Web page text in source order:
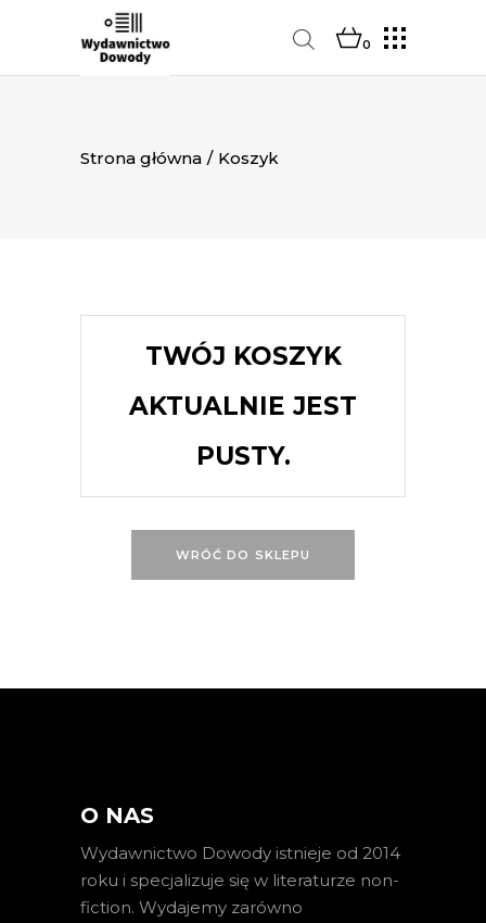
0
Strona główna / Koszyk
TWÓJ KOSZYK
AKTUALNIE JEST
PUSTY.
WRÓĆ DO SKLEPU
O NAS
Wydawnictwo Dowody istnieje od 2014
roku i specjalizuje się w literaturze non-
fiction. Wydajemy zarówno